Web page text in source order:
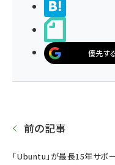
優先す
前の記事
「Ubuntu」が最長15年サポ